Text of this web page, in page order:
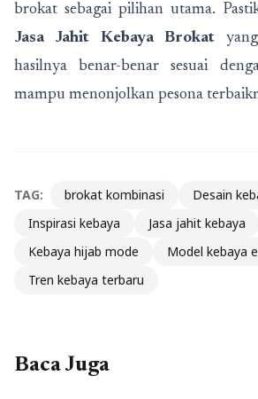
brokat sebagai pilihan utama.
Jasa Jahit Kebaya Brokat
hasilnya benar-benar sesuai
mampu menonjolkan pesona
TAG: brokat kombinasi
Desain
Inspirasi kebaya
Jasa jahit kebaya
Kebaya hijab mode
Model kebaya
Tren kebaya terbaru
Baca Juga